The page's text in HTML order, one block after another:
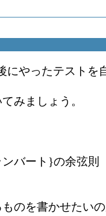
にやったテストを
みましょう。
バート}の余弦則
のを書かせたい